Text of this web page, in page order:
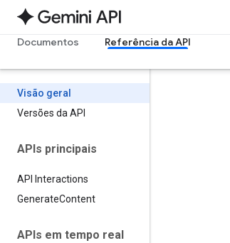
Documentos Referência da API
Visão geral
Versões da API
APIs principais
API Interactions
GenerateContent
APIs em tempo real